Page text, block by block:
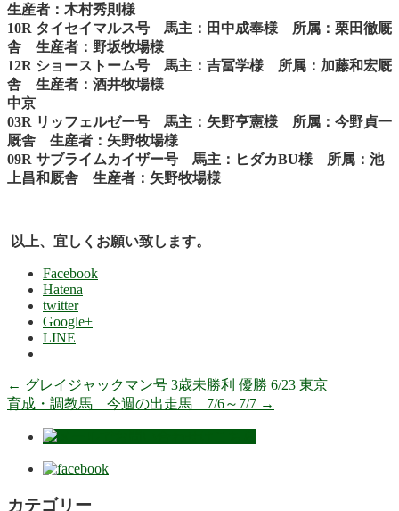
生産者：木村秀則様
10R タイセイマルス号 馬主：田中成奉様 所属：栗田徹厩
舎 生産者：野坂牧場様
12R ショーストーム号 馬主：吉冨学様 所属：加藤和宏厩
舎 生産者：酒井牧場様
中京
03R リッフェルゼー号 馬主：矢野亨憲様 所属：今野貞一
厩舎 生産者：矢野牧場様
09R サブライムカイザー号 馬主：ヒダカBU様 所属：池
上昌和厩舎 生産者：矢野牧場様
以上、宜しくお願い致します。
Facebook
Hatena
twitter
Google+
LINE
← グレイジャックマン号 3歳未勝利 優勝 6/23 東京
育成・調教馬 今週の出走馬 7/6～7/7 →
カテゴリー